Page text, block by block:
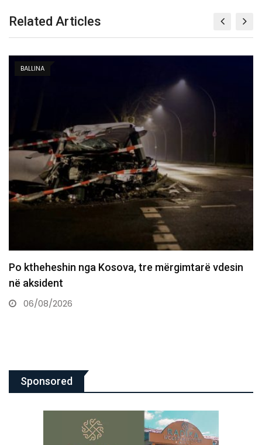
Related Articles
KOSOVË
Policia konfirmon ekstradimin e Dukagjin Nikollajt
nga Spanja, i dyshuar…
06/08/2026
Sponsored